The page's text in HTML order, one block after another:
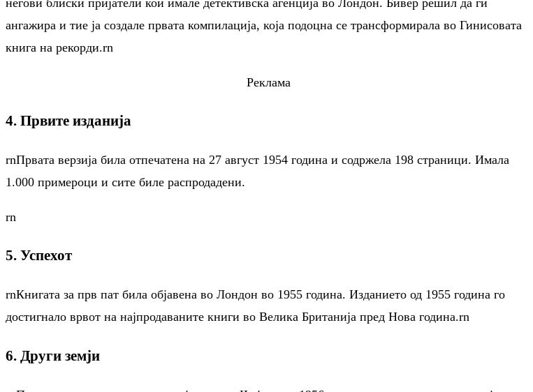
негови блиски пријатели кои имале детективска агенција во Лондон. Бивер решил да ги
ангажира и тие ја создале првата компилација, која подоцна се трансформирала во Гинисовата
книга на рекорди.rn
Реклама
4. Првите изданија
rnПрвата верзија била отпечатена на 27 август 1954 година и содржела 198 страници. Имала
1.000 примероци и сите биле распродадени.
rn
5. Успехот
rnКнигата за прв пат била објавена во Лондон во 1955 година. Изданието од 1955 година го
достигнало врвот на најпродаваните книги во Велика Британија пред Нова година.rn
6. Други земји